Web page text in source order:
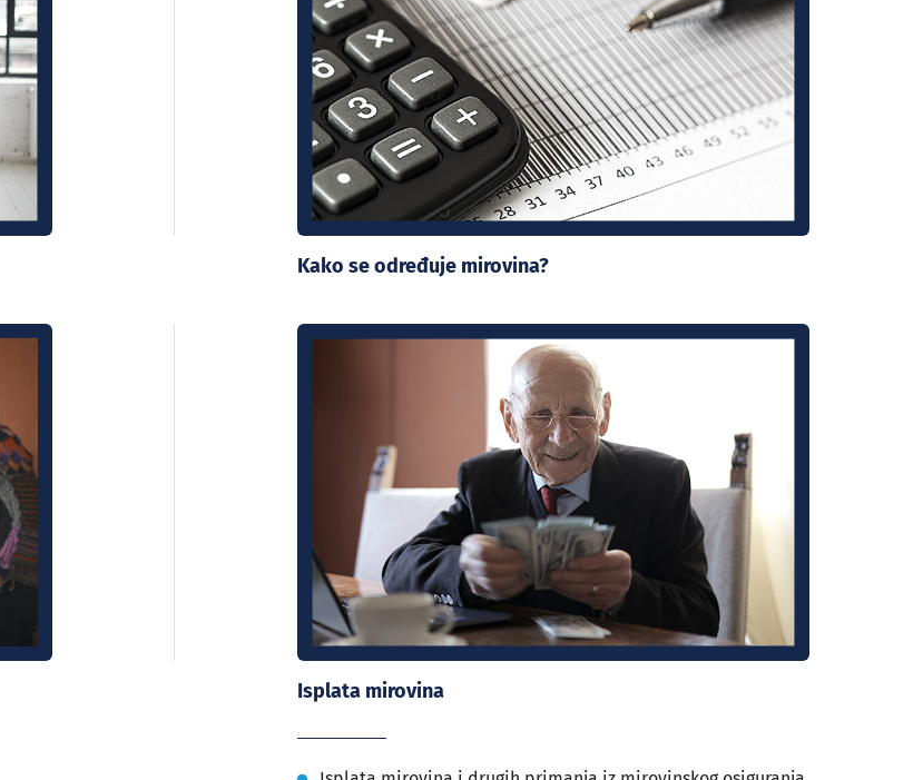
Kako se određuje mirovina?
Isplata mirovina